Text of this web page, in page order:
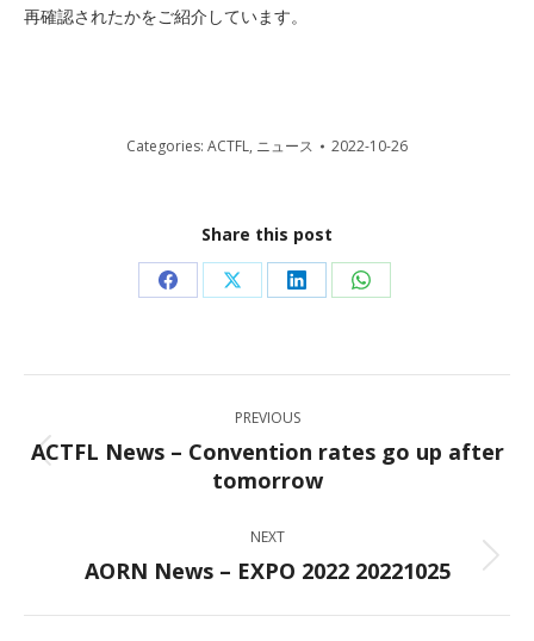
再確認されたかをご紹介しています。
Categories: ACTFL, ニュース 2022-10-26
Share this post
Share
Facebook
Share
X
Share
LinkedIn
Share
WhatsApp
navigation
PREVIOUS
Previous
post:
ACTFL News – Convention rates go up after
tomorrow
NEXT
Next
AORN News – EXPO 2022 20221025